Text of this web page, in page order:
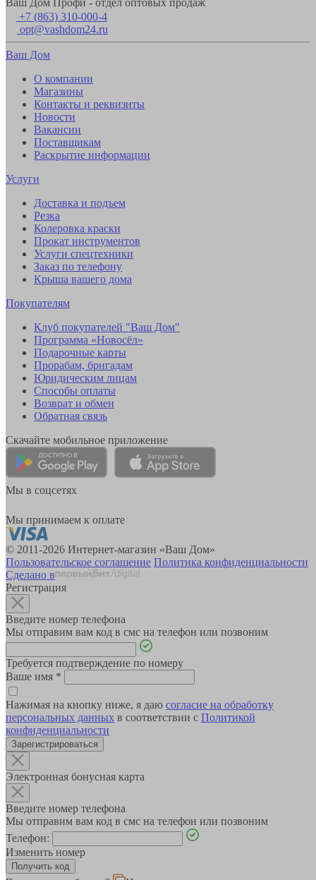
+7 (863) 310-000-4
opt@vashdom24.ru
Ваш Дом
О компании
Магазины
Контакты и реквизиты
Новости
Вакансии
Поставщикам
Раскрытие информации
Услуги
Доставка и подъем
Резка
Колеровка краски
Прокат инструментов
Услуги спецтехники
Заказ по телефону
Крыша вашего дома
Покупателям
Клуб покупателей "Ваш Дом"
Программа «Новосёл»
Подарочные карты
Прорабам, бригадам
Юридическим лицам
Способы оплаты
Возврат и обмен
Обратная связь
Скачайте мобильное приложение
Мы в соцсетях
Мы принимаем к оплате
© 2011-2026 Интернет-магазин «Ваш Дом»
Пользовательское соглашение Политика конфиденциальности
Сделано в
Регистрация
Введите номер телефона
Мы отправим вам код в смс на телефон или позвоним
Требуется подтверждение по номеру
Ваше имя *
Нажимая на кнопку ниже, я даю согласие на обработку
персональных данных в соответствии с Политикой
конфиденциальности
Зарегистрироваться
Электронная бонусная карта
Введите номер телефона
Мы отправим вам код в смс на телефон или позвоним
Телефон:
Изменить номер